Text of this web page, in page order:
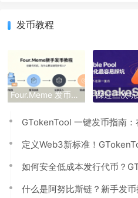
发币教程
Four.Meme 发币新手教程：一键创建代币同步买入，告别手动踩坑
什么是阿努比斯链？新手发